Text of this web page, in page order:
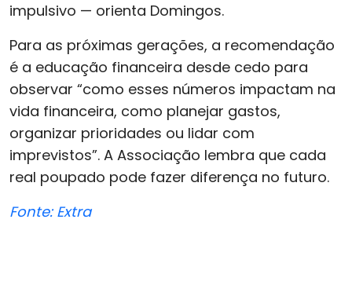
impulsivo — orienta Domingos.
Para as próximas gerações, a recomendação
é a educação financeira desde cedo para
observar “como esses números impactam na
vida financeira, como planejar gastos,
organizar prioridades ou lidar com
imprevistos”. A Associação lembra que cada
real poupado pode fazer diferença no futuro.
Fonte: Extra